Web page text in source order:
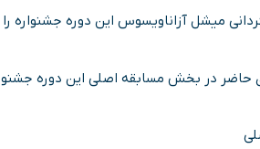
میشل آزاناویسوس این دوره جشنواره
حاضر در بخش مسابقه اصلی این دوره